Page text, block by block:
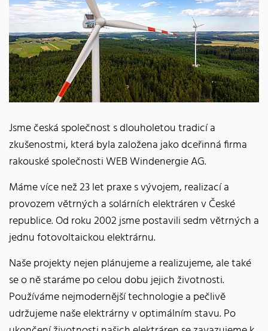
Jsme česká společnost s dlouholetou tradicí a
zkušenostmi, která byla založena jako dceřinná firma
rakouské společnosti WEB Windenergie AG.
Máme více než 23 let praxe s vývojem, realizací a
provozem větrných a solárních elektráren v České
republice. Od roku 2002 jsme postavili sedm větrných a
jednu fotovoltaickou elektrárnu.
Naše projekty nejen plánujeme a realizujeme, ale také
se o ně staráme po celou dobu jejich životnosti.
Používáme nejmodernější technologie a pečlivě
udržujeme naše elektrárny v optimálním stavu. Po